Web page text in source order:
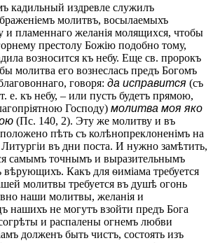
кадильный издревле служилъ
молитвъ, восылаемыхъ
пламеннаго желанія молящихся, чтобы
престолу Божію подобно тому,
возносится къ небу. Еще св. пророкъ
молитва его вознеслась предъ Богомъ
говоря: да исправится (съ
е. къ небу, – или пусть будетъ прямою,
Господу) молитва моя яко
(Пс. 140, 2). Эту же молитву и въ
пѣть съ колѣнопреклоненімъ на
въ дни поста. И нужно замѣтить,
самымъ точнымъ и выразительнымъ
Какъ для ѳиміама требуется
молитвы требуется въ душѣ огонь
наши молитвы, желанія и
нашихъ не могутъ взойти предъ Бога
и распалены огнемъ любви
долженъ быть чистъ, состоять изъ